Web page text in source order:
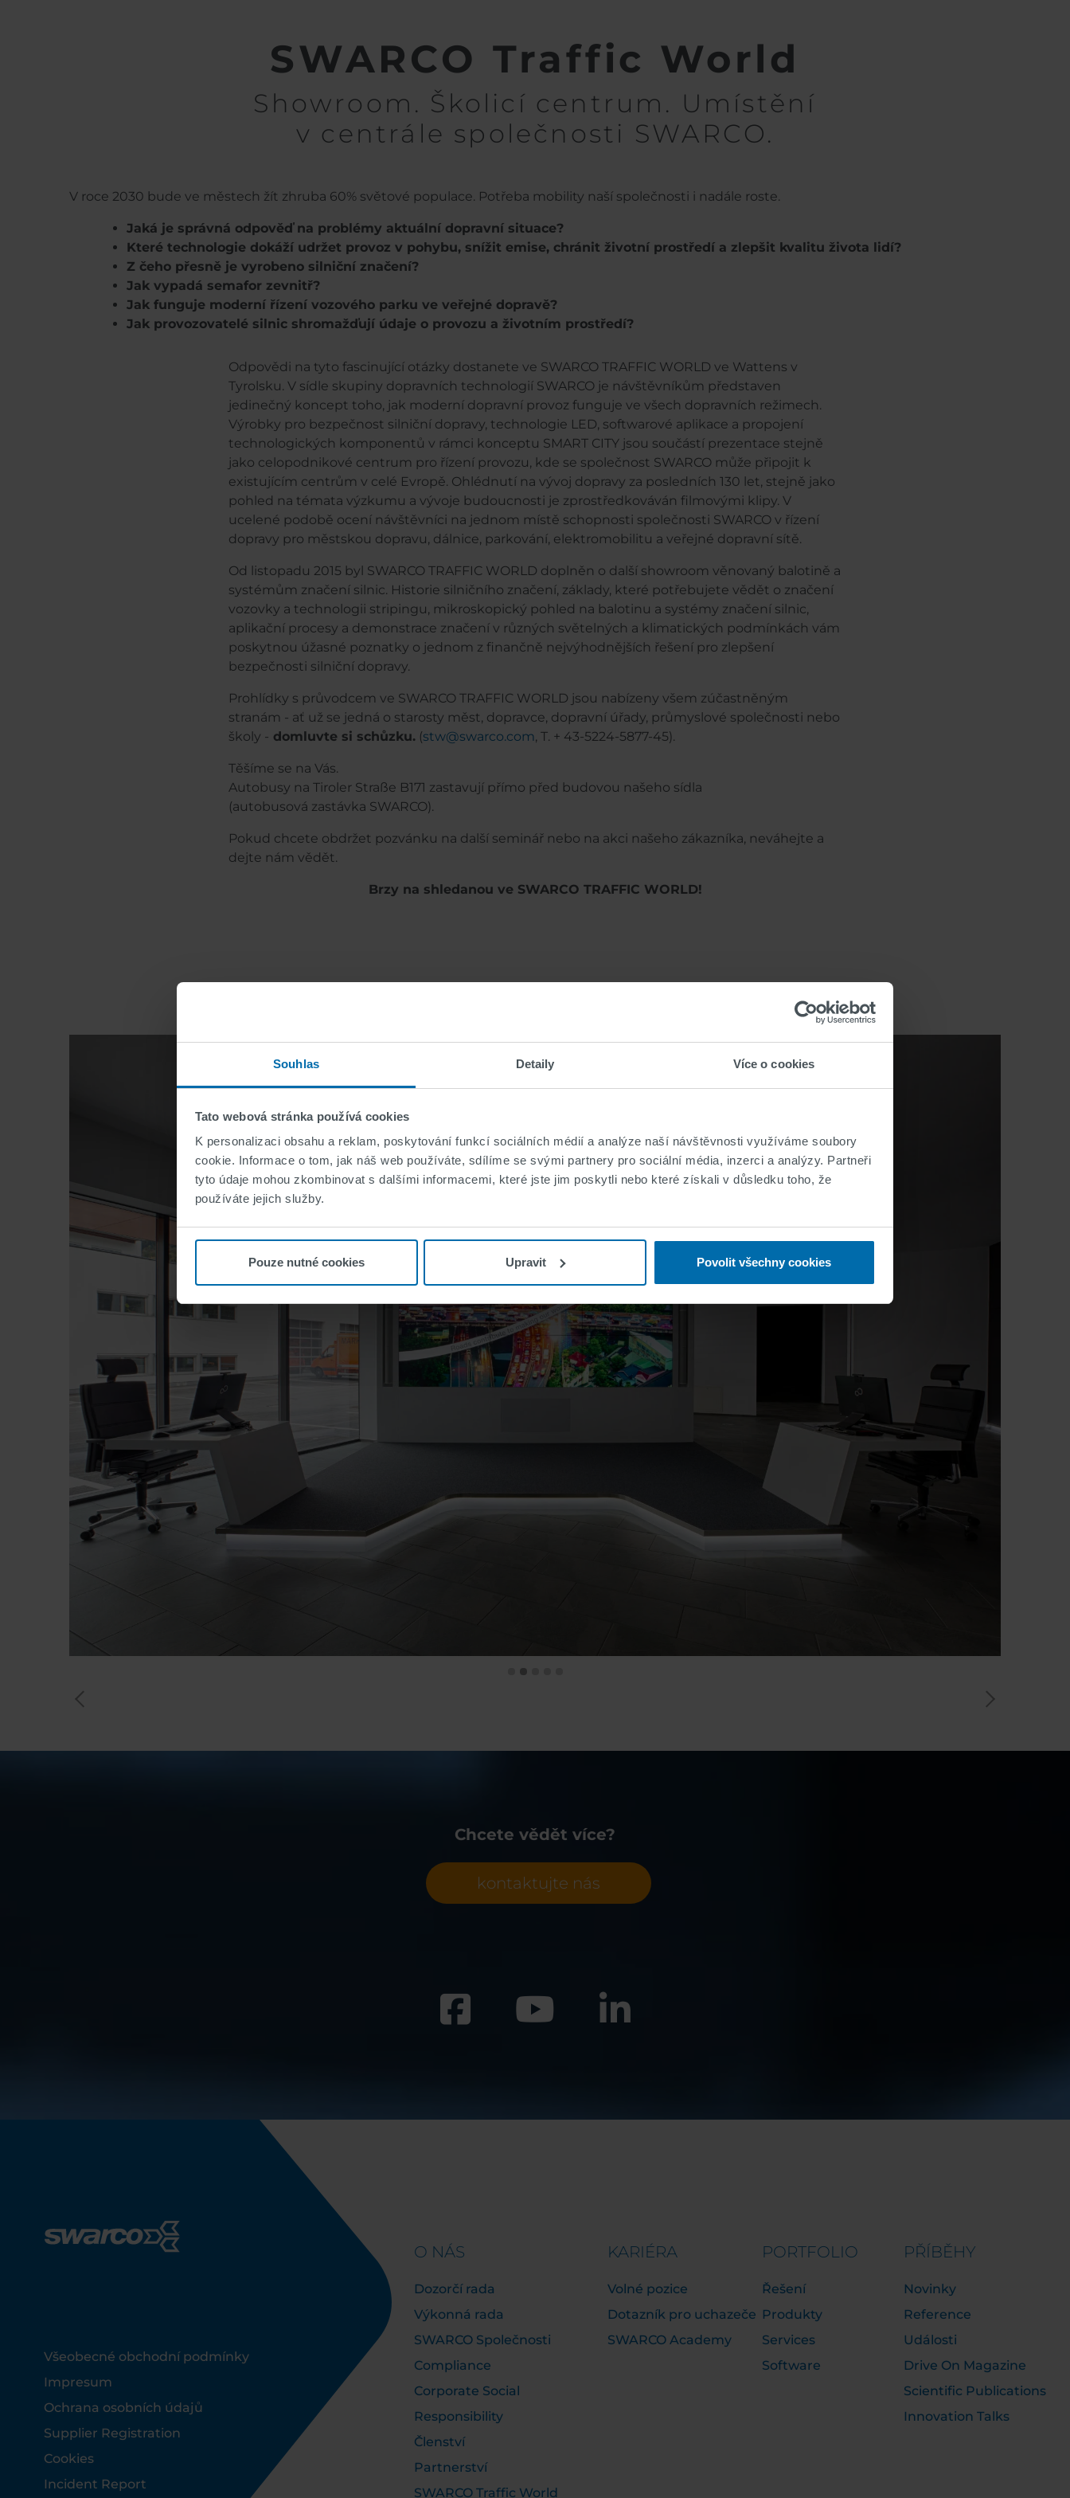
Souhlas Detaily Více o cookies
Tato webová stránka používá cookies
K personalizaci obsahu a reklam, poskytování funkcí sociálních médií a analýze naší návštěvnosti využíváme soubory
cookie. Informace o tom, jak náš web používáte, sdílíme se svými partnery pro sociální média, inzerci a analýzy. Partneři
tyto údaje mohou zkombinovat s dalšími informacemi, které jste jim poskytli nebo které získali v důsledku toho, že
používáte jejich služby.
Pouze nutné cookies Upravit Povolit všechny cookies
SWARCO Traffic World
Showroom. Školicí centrum. Umístění
v centrále společnosti SWARCO.
V roce 2030 bude ve městech žít zhruba 60% světové populace. Potřeba mobility naší společnosti i nadále roste.
Jaká je správná odpověď na problémy aktuální dopravní situace?
Které technologie dokáží udržet provoz v pohybu, snížit emise, chránit životní prostředí a zlepšit kvalitu života lidí?
Z čeho přesně je vyrobeno silniční značení?
Jak vypadá semafor zevnitř?
Jak funguje moderní řízení vozového parku ve veřejné dopravě?
Jak provozovatelé silnic shromažďují údaje o provozu a životním prostředí?
Odpovědi na tyto fascinující otázky dostanete ve SWARCO TRAFFIC WORLD ve Wattens v
Tyrolsku. V sídle skupiny dopravních technologií SWARCO je návštěvníkům představen
jedinečný koncept toho, jak moderní dopravní provoz funguje ve všech dopravních režimech.
Výrobky pro bezpečnost silniční dopravy, technologie LED, softwarové aplikace a propojení
technologických komponentů v rámci konceptu SMART CITY jsou součástí prezentace stejně
jako celopodnikové centrum pro řízení provozu, kde se společnost SWARCO může připojit k
existujícím centrům v celé Evropě. Ohlédnutí na vývoj dopravy za posledních 130 let, stejně jako
pohled na témata výzkumu a vývoje budoucnosti je zprostředkováván filmovými klipy. V
ucelené podobě ocení návštěvníci na jednom místě schopnosti společnosti SWARCO v řízení
dopravy pro městskou dopravu, dálnice, parkování, elektromobilitu a veřejné dopravní sítě.
Od listopadu 2015 byl SWARCO TRAFFIC WORLD doplněn o další showroom věnovaný balotině a
systémům značení silnic. Historie silničního značení, základy, které potřebujete vědět o značení
vozovky a technologii stripingu, mikroskopický pohled na balotinu a systémy značení silnic,
aplikační procesy a demonstrace značení v různých světelných a klimatických podmínkách vám
poskytnou úžasné poznatky o jednom z finančně nejvýhodnějších řešení pro zlepšení
bezpečnosti silniční dopravy.
Prohlídky s průvodcem ve SWARCO TRAFFIC WORLD jsou nabízeny všem zúčastněným
stranám - ať už se jedná o starosty měst, dopravce, dopravní úřady, průmyslové společnosti nebo
školy - domluvte si schůzku. (stw@swarco.com, T. + 43-5224-5877-45).
Těšíme se na Vás.
Autobusy na Tiroler Straße B171 zastavují přímo před budovou našeho sídla
(autobusová zastávka SWARCO).
Pokud chcete obdržet pozvánku na další seminář nebo na akci našeho zákazníka, neváhejte a
dejte nám vědět.
Brzy na shledanou ve SWARCO TRAFFIC WORLD!
Dojmy z SWARCO TRAFFIC WORLD
Chcete vědět více?
kontaktujte nás
Footer
Všeobecné obchodní podmínky
Impresum
Ochrana osobních údajů
Supplier Registration
Cookies
Incident Report
O NÁS
Dozorčí rada
Výkonná rada
SWARCO Společnosti
Compliance
Corporate Social
Responsibility
Členství
Partnerství
SWARCO Traffic World
KARIÉRA
Volné pozice
Dotazník pro uchazeče
SWARCO Academy
PORTFOLIO
Řešení
Produkty
Services
Software
PŘÍBĚHY
Novinky
Reference
Události
Drive On Magazine
Scientific Publications
Innovation Talks